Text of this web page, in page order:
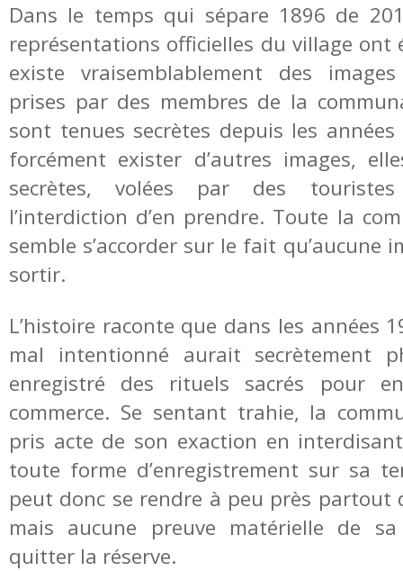
Dans le temps qui sépare 1896 de
représentations officielles du village ont
existe vraisemblablement des
prises par des membres de la
sont tenues secrètes depuis les
forcément exister d’autres images,
secrètes, volées par des
l’interdiction d’en prendre. Toute la
semble s’accorder sur le fait qu’aucune
sortir.
L’histoire raconte que dans les années
mal intentionné aurait secrètement
enregistré des rituels sacrés pour
commerce. Se sentant trahie, la
pris acte de son exaction en
toute forme d’enregistrement sur sa
peut donc se rendre à peu près partout
mais aucune preuve matérielle de
quitter la réserve.